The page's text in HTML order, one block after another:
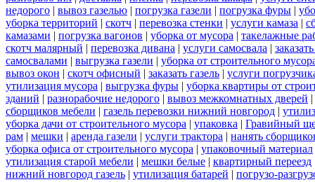
недорого | вывоз газелью | погрузка газели | погрузка фуры |
уборка территорий | скотч | перевозка стенки | услуги камаза |
камазами | погрузка вагонов | уборка от мусора | такелажные
скотч малярный | перевозка дивана | услуги самосвала |
самосвалами | выгрузка газели | уборка от строительного
вывоз окон | скотч офисный | заказать газель | услуги
утилизация мусора | выгрузка фуры | уборка квартиры от
зданий | разнорабочие недорого | вывоз межкомнатных дверей |
сборщиков мебели | газель перевозки нижний новгород |
уборка дачи от строительного мусора | упаковка | Гравийный
рам | мешки | аренда газели | услуги трактора | нанять
уборка офиса от строительного мусора | упаковочный материал
утилизация старой мебели | мешки белые | квартирный переезд
нижний новгород газель | утилизация батарей | погрузо-